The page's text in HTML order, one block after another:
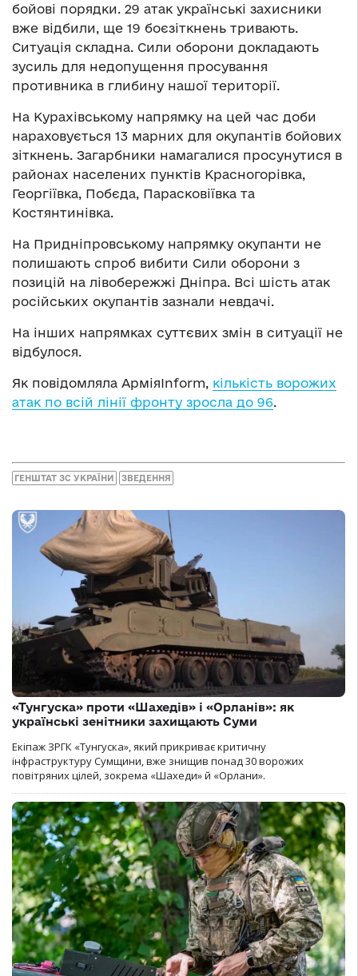
бойові порядки. 29 атак українські захисники
вже відбили, ще 19 боєзіткнень тривають.
Ситуація складна. Сили оборони докладають
зусиль для недопущення просування
противника в глибину нашої території.
На Курахівському напрямку на цей час доби
нараховується 13 марних для окупантів бойових
зіткнень. Загарбники намагалися просунутися в
районах населених пунктів Красногорівка,
Георгіївка, Побєда, Парасковіївка та
Костянтинівка.
На Придніпровському напрямку окупанти не
полишають спроб вибити Сили оборони з
позицій на лівобережжі Дніпра. Всі шість атак
російських окупантів зазнали невдачі.
На інших напрямках суттєвих змін в ситуації не
відбулося.
Як повідомляла АрміяInform, кількість ворожих
атак по всій лінії фронту зросла до 96.
ГЕНШТАТ ЗС УКРАЇНИ ЗВЕДЕННЯ
«Тунгуска» проти «Шахедів» і «Орланів»: як
українські зенітники захищають Суми
Екіпаж ЗРГК «Тунгуска», який прикриває критичну
інфраструктуру Сумщини, вже знищив понад 30 ворожих
повітряних цілей, зокрема «Шахеди» й «Орлани».